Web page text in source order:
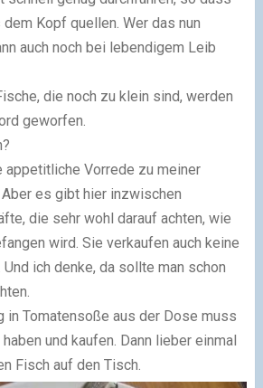
Kopf quellen. Wer das nun
auch noch bei lebendigem Leib
die noch zu klein sind, werden
geworfen.
appetitliche Vorrede zu meiner
es gibt hier inzwischen
die sehr wohl darauf achten, wie
wird. Sie verkaufen auch keine
ich denke, da sollte man schon
in Tomatensoße aus der Dose muss
und kaufen. Dann lieber einmal
Fisch auf den Tisch.